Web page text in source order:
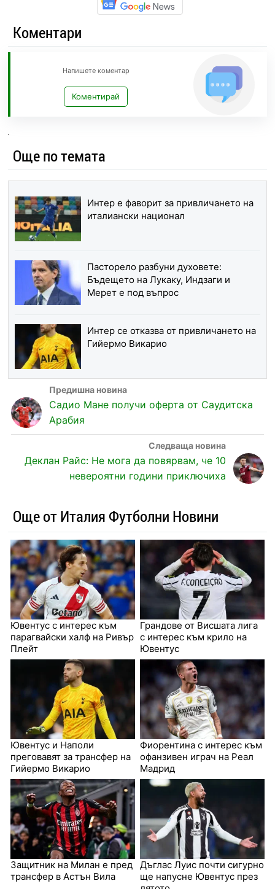
Коментари
Напишете коментар
Коментирай
Още по темата
Интер е фаворит за привличането на
италиански национал
Пасторело разбуни духовете:
Бъдещето на Лукаку, Индзаги и
Мерет е под въпрос
Интер се отказва от привличането на
Гийермо Викарио
Садио Мане получи оферта от Саудитска
Арабия
Деклан Райс: Не мога да повярвам, че 10
невероятни години приключиха
Още от Италия Футболни Новини
Ювентус с интерес към
парагвайски халф на Ривър
Плейт
Грандове от Висшата лига
с интерес към крило на
Ювентус
Ювентус и Наполи
преговавят за трансфер на
Гийермо Викарио
Фиорентина с интерес към
офанзивен играч на Реал
Мадрид
Защитник на Милан е пред
трансфер в Астън Вила
Дъглас Луис почти сигурно
ще напусне Ювентус през